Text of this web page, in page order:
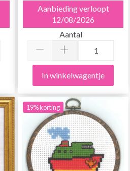
Aanbieding verloopt
12/08/2026
Aantal
In winkelwagentje
19% korting